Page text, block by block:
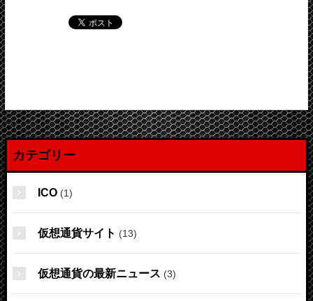
カテゴリー
ICO(1)
仮想通貨サイト (13)
仮想通貨の最新ニュース (3)